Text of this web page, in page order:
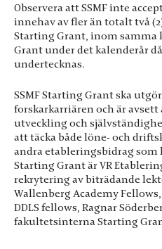
Observera att SSMF inte
innehav av fler än totalt två
Starting Grant, inom samma
Grant under det kalenderår
undertecknas.
SSMF Starting Grant ska
forskarkarriären och är
utveckling och
att täcka både löne- och
andra etableringsbidrag som
Starting Grant är VR
rekrytering av biträdande
Wallenberg Academy Fellows,
DDLS fellows, Ragnar
fakultetsinterna Starting